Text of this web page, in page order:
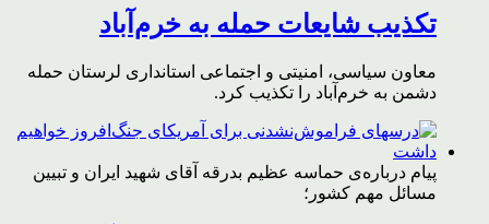
تکذیب شایعات حمله به خرم‌آباد
معاون سیاسی، امنیتی و اجتماعی استانداری لرستان حمله
دشمن به خرم‌آباد را تکذیب کرد.
پیام درباره‌ی حماسه عظیم بدرقه آقای شهید ایران و تبیین
مسائل مهم کشور؛